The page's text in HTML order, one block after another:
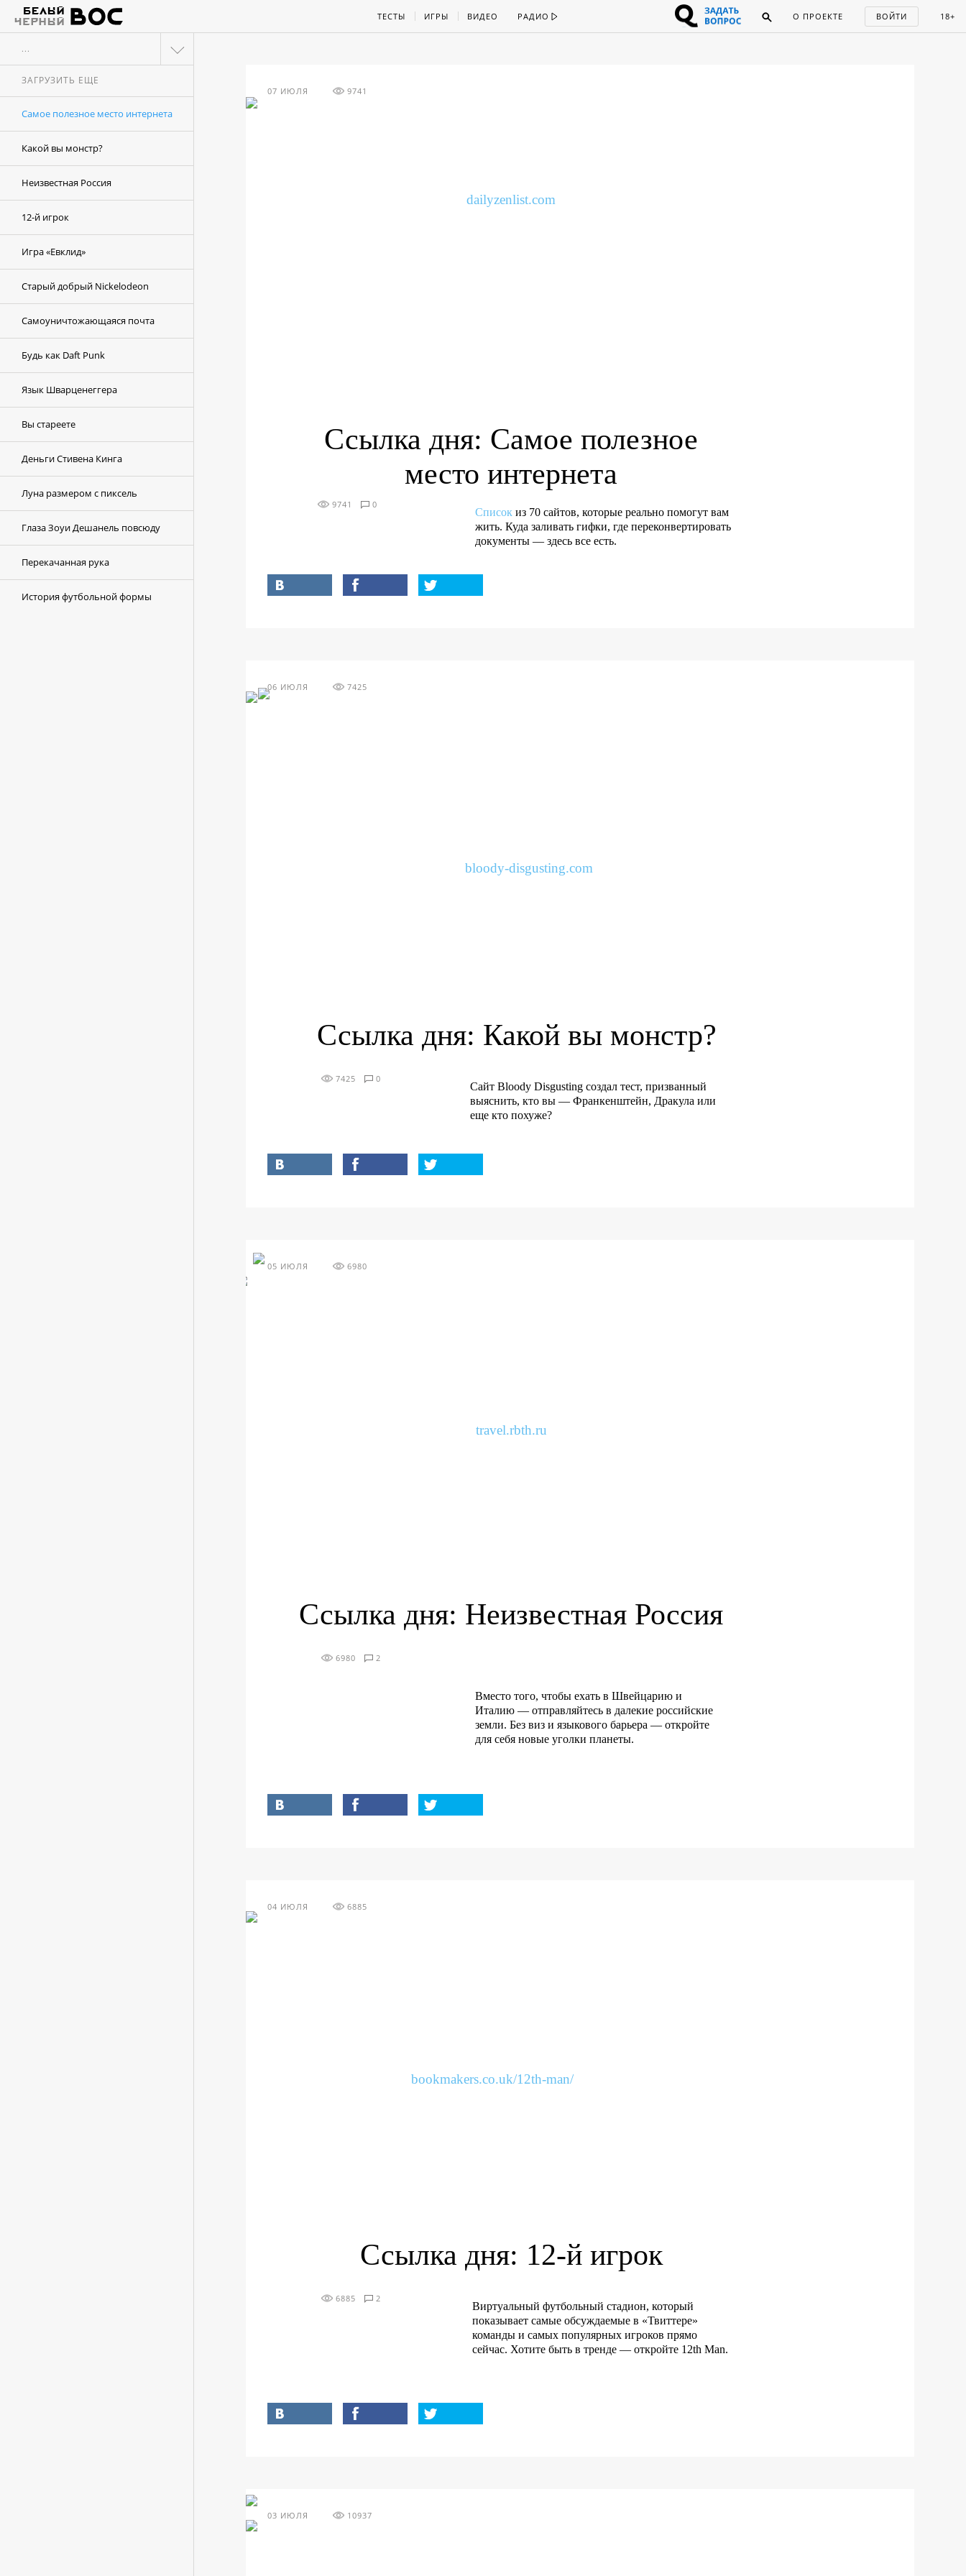
ТЕСТЫ ИГРЫ ВИДЕО РАДИО О ПРОЕКТЕ ВОЙТИ 18+
...
ЗАГРУЗИТЬ ЕЩЕ
Самое полезное место интернета
Какой вы монстр?
Неизвестная Россия
12-й игрок
Игра «Евклид»
Старый добрый Nickelodeon
Самоуничтожающаяся почта
Будь как Daft Punk
Язык Шварценеггера
Вы стареете
Деньги Стивена Кинга
Луна размером с пиксель
Глаза Зоуи Дешанель повсюду
Перекачанная рука
История футбольной формы
07 ИЮЛЯ 9741
dailyzenlist.com
Ссылка дня: Самое полезное
место интернета
9741 0
Список из 70 сайтов, которые реально помогут вам
жить. Куда заливать гифки, где переконвертировать
документы — здесь все есть.
06 ИЮЛЯ 7425
bloody-disgusting.com
Ссылка дня: Какой вы монстр?
7425 0
Сайт Bloody Disgusting создал тест, призванный
выяснить, кто вы — Франкенштейн, Дракула или
еще кто похуже?
05 ИЮЛЯ 6980
travel.rbth.ru
Ссылка дня: Неизвестная Россия
6980 2
Вместо того, чтобы ехать в Швейцарию и
Италию — отправляйтесь в далекие российские
земли. Без виз и языкового барьера — откройте
для себя новые уголки планеты.
04 ИЮЛЯ 6885
bookmakers.co.uk/12th-man/
Ссылка дня: 12-й игрок
6885 2
Виртуальный футбольный стадион, который
показывает самые обсуждаемые в «Твиттере»
команды и самых популярных игроков прямо
сейчас. Хотите быть в тренде — откройте 12th Man.
03 ИЮЛЯ 10937